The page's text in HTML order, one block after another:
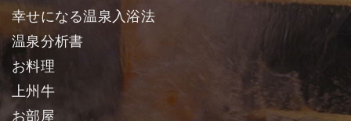
幸せになる温泉入浴法
温泉分析書
お料理
上州牛
お部屋